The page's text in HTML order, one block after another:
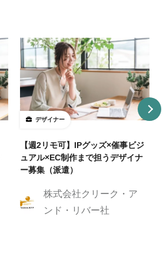
デザイナー
【週2リモ可】IPグッズ×催事ビジ
ュアル×EC制作まで担うデザイナ
ー募集（派遣）
株式会社クリーク・ア
ンド・リバー社